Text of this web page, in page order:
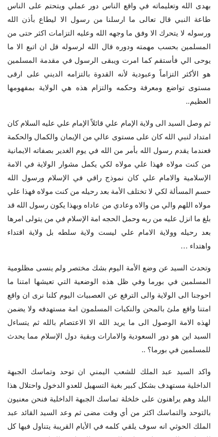
بهدى الله وتعليماته في واقع الناس دور عملي ويتحتم على الناس
طاعة النبي قال تعالى ما ارسلنا من رسول الا ليطاع بأذن الله
ورسوله لا يتحرك الا وفق ما وجهه الله وعليه التزامات اكثر حتى من
المسلمين بحسب مهمته ودوره قال الله لرسوله قل ان اتبع الا ما
يوحى الي فأستقم كما امرت ويبقى الرسول في مقدمة المسلمين
هو الأكثر التزاماً وعبودية لأنه القدوة بالتزامه الديني على ارقى
مستوى تواضع ومعرفة وحكمه والتزام هذه هي الولاية بمفهومها
العظيم..
ثم وصل السيد الى ولاية الإمام علي قائلاً الإمام علي عليه السلام كان
امتداد لنبي الله كان على مستوى عالي من الإيمان والكمال والحكمة
فعندما يقدم رسول الله بأمر من الله في يوم الغدير بصفاته الايمانية
من كنت مولاه فهذا علي مولاه لكي يكمل مشوار الولاية في الامة
الإسلامية والامام علي كان نموذج راقي في الإسلام ورسول الله
حسم المسألة لكي لا تختلف الأمة بعد رحيله من كنت مولاه فهذا علي
مولاه اللهم والي من والاه وعادي من عاداه وبهذا يكون رسول الله قد
بلغ ما انزل عليه من ربه وحمل الحجه امة الإسلام في من يتولى امرها
بعد رحيله وولاية الامام علي ليست ولاية سلطه بل ولاية اقتداء
واهتداء …
وتحدث السيد عن وضع الأمة اليوم بشك مختصر ولم ينسى مظلومية
المسلمين في بورما وفي ظل هذه الوضعية التي تعيشها امتنا ما
احوجنا الى الولاية والى الترفع عن العصبيات اليوم كلنا نرى ان واقع
امتنا واقع ملئ بالمحن والنكبات المسلمون امة مستهدفه ولا يضمن
لهذه الامة الوصول الى ما يريد الله الا الاعتصام بالله ثم يتساءل
السيد اين هو دور السعودية والامارات وبقية دول الإسلام مما يحدث
للمسلمين في بورما؟ ..
واكد السيد عبد الملك للشعب اليمني ان توحد وتماسك الجبهة
الداخلية مستهدف بشكل كبير بغية التسهيل للعدو الدخول واحتلال هذا
البلد وهم يراهنون على خلخلة تماسك الجبهة الداخلية فنحن معنيون
بالتوحد والتماسك اكثر من أي وقت مضى ثم وعد السيد القائد عبد
الملك الحوثي انه سوف يلقي كلمه في الأيام القريبة يتناول فيها كل